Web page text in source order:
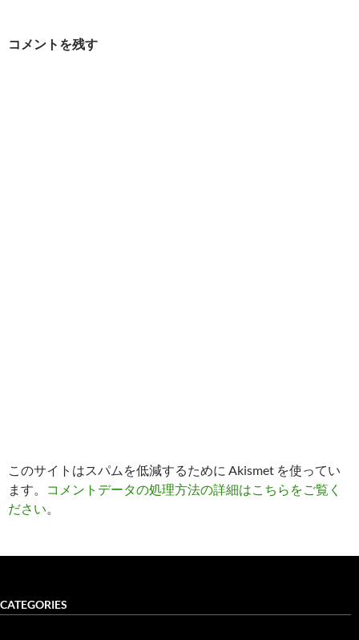
コメントを残す
このサイトはスパムを低減するために Akismet を使ってい
ます。
コメントデータの処理方法の詳細はこちらをご覧く
ださい。
CATEGORIES